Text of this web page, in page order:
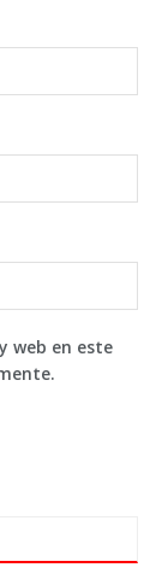
web en este